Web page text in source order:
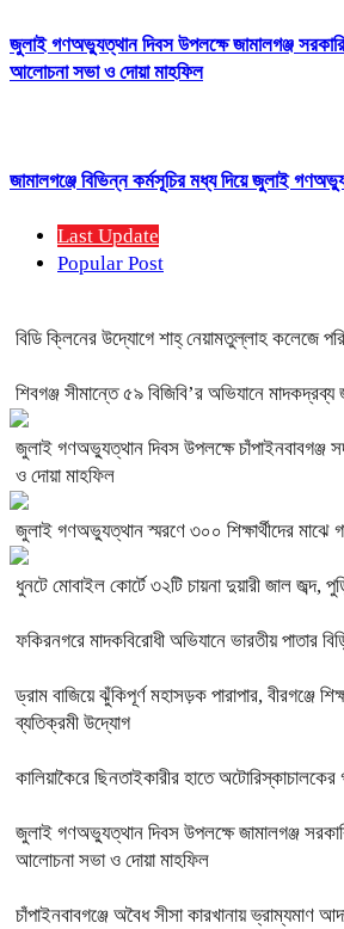
জুলাই গণঅভ্যুত্থান দিবস উপলক্ষে জামালগঞ্জ
আলোচনা সভা ও দোয়া মাহফিল
জামালগঞ্জে বিভিন্ন কর্মসূচির মধ্য দিয়ে জুলাই
Last Update
Popular Post
বিডি ক্লিনের উদ্যোগে শাহ্ নেয়ামতুল্লাহ কলেজে
শিবগঞ্জ সীমান্তে ৫৯ বিজিবি’র অভিযানে মাদকদ্রব্য
জুলাই গণঅভ্যুত্থান দিবস উপলক্ষে চাঁপাইনবাবগঞ্জ
ও দোয়া মাহফিল
জুলাই গণঅভ্যুত্থান স্মরণে ৩০০ শিক্ষার্থীদের মাঝে
ধুনটে মোবাইল কোর্টে ৩২টি চায়না দুয়ারী জাল জব্দ,
ফকিরনগরে মাদকবিরোধী অভিযানে ভারতীয় পাতার
ড্রাম বাজিয়ে ঝুঁকিপূর্ণ মহাসড়ক পারাপার, বীরগঞ্জে
ব্যতিক্রমী উদ্যোগ
কালিয়াকৈরে ছিনতাইকারীর হাতে অটোরিস্কাচালকের
জুলাই গণঅভ্যুত্থান দিবস উপলক্ষে জামালগঞ্জ
আলোচনা সভা ও দোয়া মাহফিল
চাঁপাইনবাবগঞ্জে অবৈধ সীসা কারখানায় ভ্রাম্যমাণ